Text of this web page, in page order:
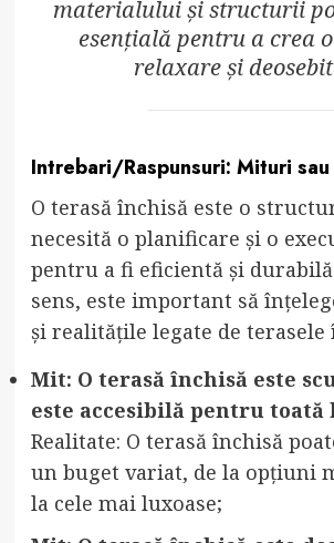
materialului și structurii
esențială pentru a crea
relaxare și
Intrebari/Raspunsuri: Mituri
O terasă închisă este o
necesită o planificare și o
pentru a fi eficientă și
sens, este important să
și realitățile legate de terasele
Mit: O terasă închisă este
este accesibilă pentru toată
Realitate: O terasă închisă
un buget variat, de la opțiuni
la cele mai luxoase;